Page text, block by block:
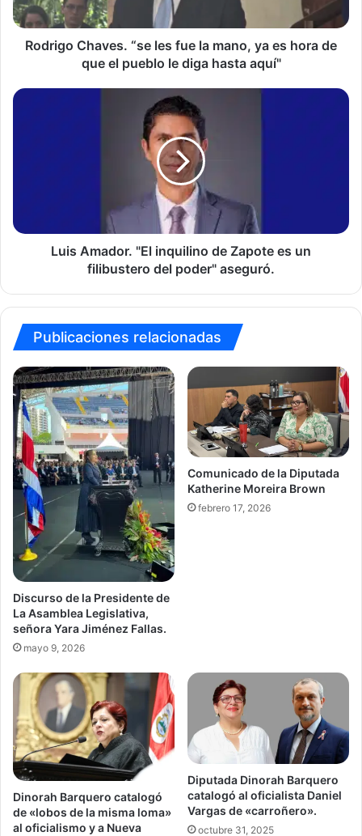
ya
es
hora
el
Rodrigo Chaves. “se les fue la mano, ya es hora de
que el pueblo le diga hasta aquí"
Luis
filibustero
Luis Amador. "El inquilino de Zapote es un
filibustero del poder" aseguró.
Publicaciones relacionadas
Discurso de la Presidente de
La Asamblea Legislativa,
señora Yara Jiménez Fallas.
mayo 9, 2026
Comunicado de la Diputada
Katherine Moreira Brown
febrero 17, 2026
Dinorah Barquero catalogó
de «lobos de la misma loma»
al oficialismo y a Nueva
Diputada Dinorah Barquero
catalogó al oficialista Daniel
Vargas de «carroñero».
octubre 31, 2025